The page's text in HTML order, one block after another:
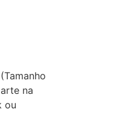
na
ou